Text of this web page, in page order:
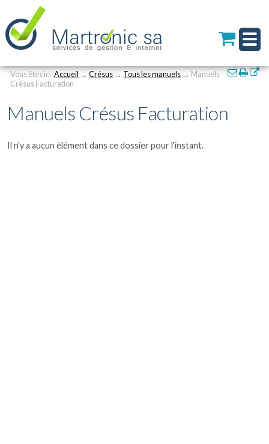
Personal
tools
contenu.
|
Aller
la
navigation
Navigation
Actions
Vous êtes ici :Accueil →Crésus → Tous les manuels → Manuels
Crésus Facturation
Manuels Crésus Facturation
Il n'y a aucun élément dans ce dossier pour l'instant.